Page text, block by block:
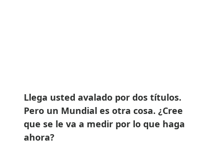
Llega usted avalado por dos títulos.
Pero un Mundial es otra cosa. ¿Cree
que se le va a medir por lo que haga
ahora?